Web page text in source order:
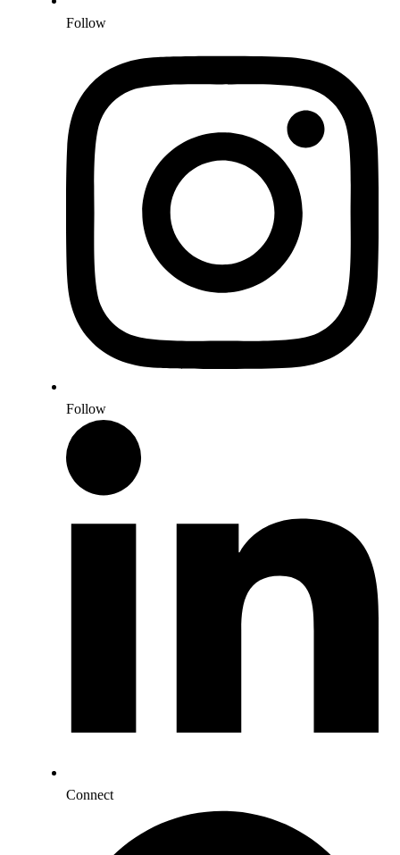
Follow
Follow
Connect